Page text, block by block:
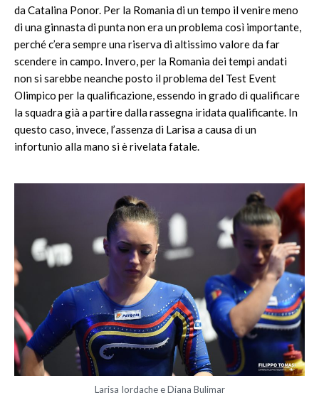
da Catalina Ponor. Per la Romania di un tempo il venire meno
di una ginnasta di punta non era un problema così importante,
perché c’era sempre una riserva di altissimo valore da far
scendere in campo. Invero, per la Romania dei tempi andati
non si sarebbe neanche posto il problema del Test Event
Olimpico per la qualificazione, essendo in grado di qualificare
la squadra già a partire dalla rassegna iridata qualificante. In
questo caso, invece, l’assenza di Larisa a causa di un
infortunio alla mano si è rivelata fatale.
Larisa Iordache e Diana Bulimar